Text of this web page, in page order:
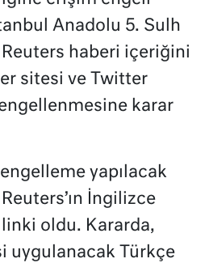
Anadolu 5. Sulh
haberi içeriğini
sitesi ve Twitter
karar
yapılacak
İngilizce
linki oldu. Kararda,
uygulanacak Türkçe